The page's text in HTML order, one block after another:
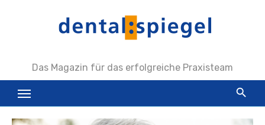
Das Magazin für das erfolgreiche Praxisteam